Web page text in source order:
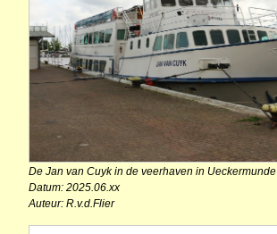
De Jan van Cuyk in de veerhaven in Ueckermunde
Datum: 2025.06.xx
Auteur: R.v.d.Flier